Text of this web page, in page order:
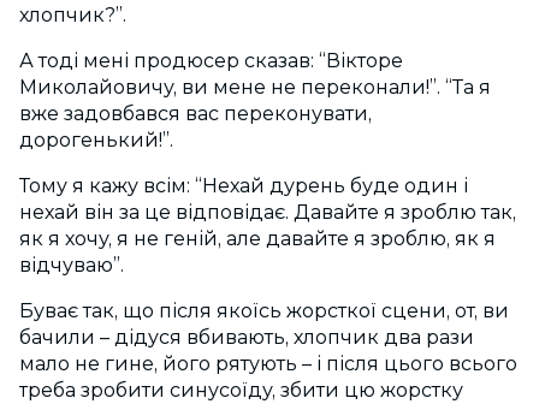
хлопчик?”.
А тоді мені продюсер сказав: “Вікторе
Миколайовичу, ви мене не переконали!”. “Та я
вже задовбався вас переконувати,
дорогенький!”.
Тому я кажу всім: “Нехай дурень буде один і
нехай він за це відповідає. Давайте я зроблю так,
як я хочу, я не геній, але давайте я зроблю, як я
відчуваю”.
Буває так, що після якоїсь жорсткої сцени, от, ви
бачили – дідуся вбивають, хлопчик два рази
мало не гине, його рятують – і після цього всього
треба зробити синусоїду, збити цю жорстку